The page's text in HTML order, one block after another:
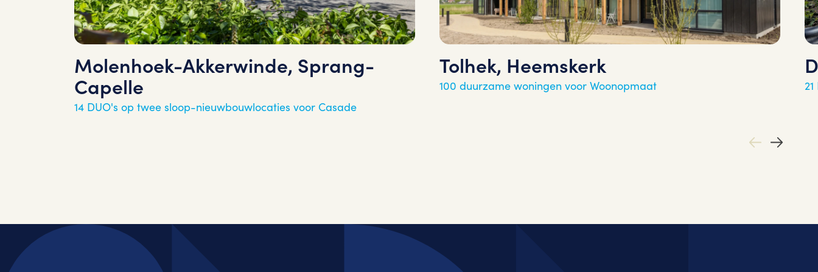
Molenhoek-Akkerwinde, Sprang-
Capelle
14 DUO's op twee sloop-nieuwbouwlocaties voor Casade
Tolhek, Heemskerk
100 duurzame woningen voor Woonopmaat